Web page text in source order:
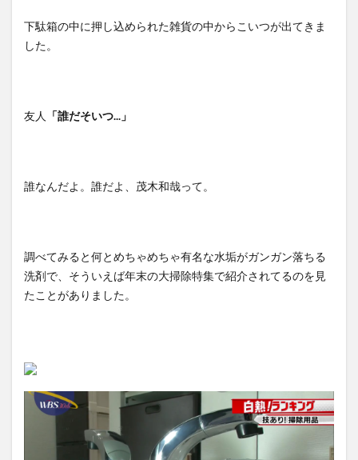
下駄箱の中に押し込められた雑貨の中からこいつが出てきま
した。
友人 「誰だそいつ...」
誰なんだよ。誰だよ、茂木和哉って。
調べてみると何とめちゃめちゃ有名な水垢がガンガン落ちる
洗剤で、そういえば年末の大掃除特集で紹介されてるのを見
たことがありました。